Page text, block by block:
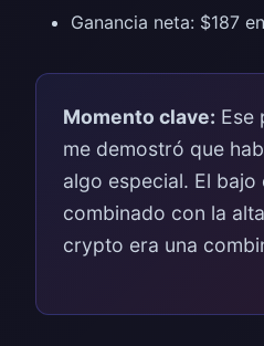
Ganancia neta: $187
Momento clave: Ese
me demostró que
algo especial. El
combinado con la
crypto era una